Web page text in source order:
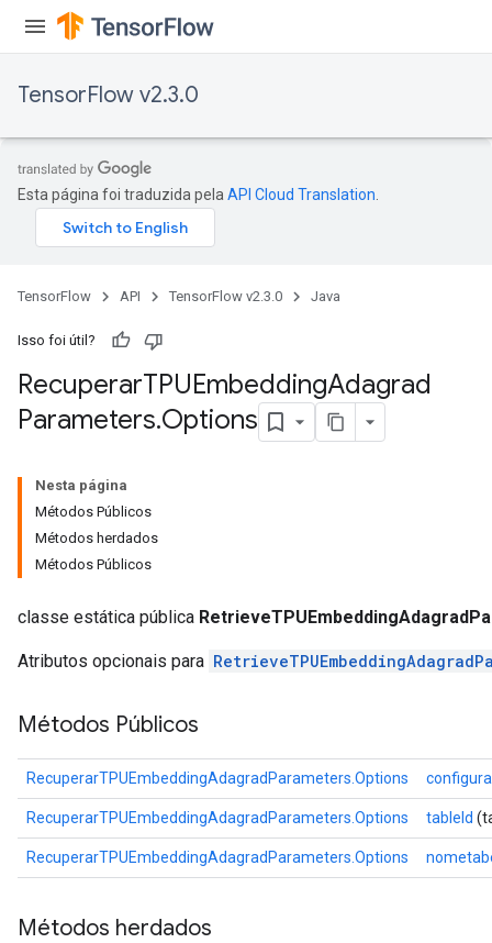
TensorFlow v2.3.0
Esta página foi traduzida pela API Cloud Translation
TensorFlow API TensorFlow v2.3.0 Java
Isso foi útil?
RecuperarTPUEmbeddingAdagrad
Parameters.Options
Nesta página
Métodos Públicos
Métodos herdados
Métodos Públicos
classe estática pública
Atributos opcionais para
Métodos Públicos
RecuperarTPUEmbeddingAdagradParameters.Options
RecuperarTPUEmbeddingAdagradParameters.Options tableId
RecuperarTPUEmbeddingAdagradParameters.Options
Métodos herdados